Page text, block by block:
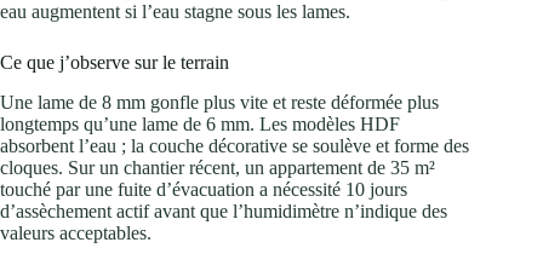
eau augmentent si l’eau stagne sous les lames.
Ce que j’observe sur le terrain
Une lame de 8 mm gonfle plus vite et reste déformée plus
longtemps qu’une lame de 6 mm. Les modèles HDF
absorbent l’eau ; la couche décorative se soulève et forme des
cloques. Sur un chantier récent, un appartement de 35 m²
touché par une fuite d’évacuation a nécessité 10 jours
d’assèchement actif avant que l’humidimètre n’indique des
valeurs acceptables.